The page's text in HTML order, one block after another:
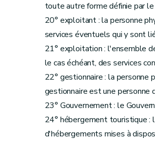
toute autre forme définie par
20° exploitant : la personne
services éventuels qui y sont
21° exploitation : l'ensemble
le cas échéant, des services
22° gestionnaire : la personne
gestionnaire est une
23° Gouvernement : le
24° hébergement touristique
d'hébergements mises à